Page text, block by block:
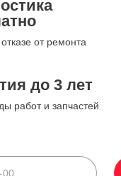
от ремонта
до 3 лет
работ и запчастей